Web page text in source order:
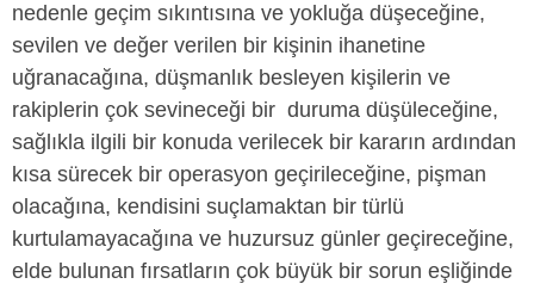
nedenle geçim sıkıntısına ve yokluğa düşeceğine,
sevilen ve değer verilen bir kişinin ihanetine
uğranacağına, düşmanlık besleyen kişilerin ve
rakiplerin çok sevineceği bir duruma düşüleceğine,
sağlıkla ilgili bir konuda verilecek bir kararın ardından
kısa sürecek bir operasyon geçirileceğine, pişman
olacağına, kendisini suçlamaktan bir türlü
kurtulamayacağına ve huzursuz günler geçireceğine,
elde bulunan fırsatların çok büyük bir sorun eşliğinde